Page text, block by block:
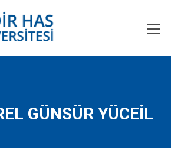
GÜNSÜR YÜCEİL